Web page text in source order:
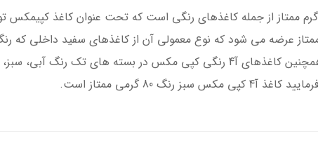
عرضه می شود که نوع معمولی آن از کاغذهای سفید داخلی که
80 گرمی ممتاز است.